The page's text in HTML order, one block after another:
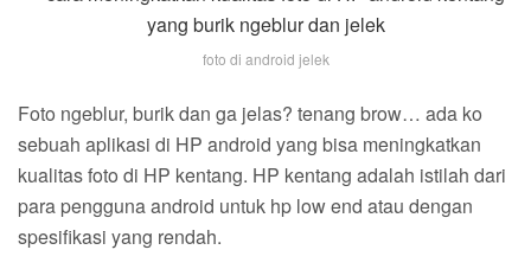
foto di android jelek
Foto ngeblur, burik dan ga jelas? tenang brow… ada ko
sebuah aplikasi di HP android yang bisa meningkatkan
kualitas foto di HP kentang. HP kentang adalah istilah dari
para pengguna android untuk hp low end atau dengan
spesifikasi yang rendah.